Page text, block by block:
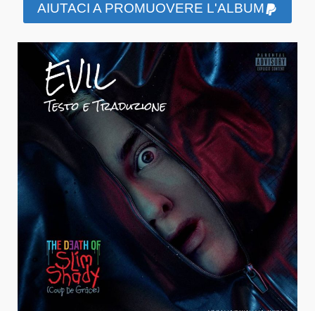
AIUTACI A PROMUOVERE L'ALBUM